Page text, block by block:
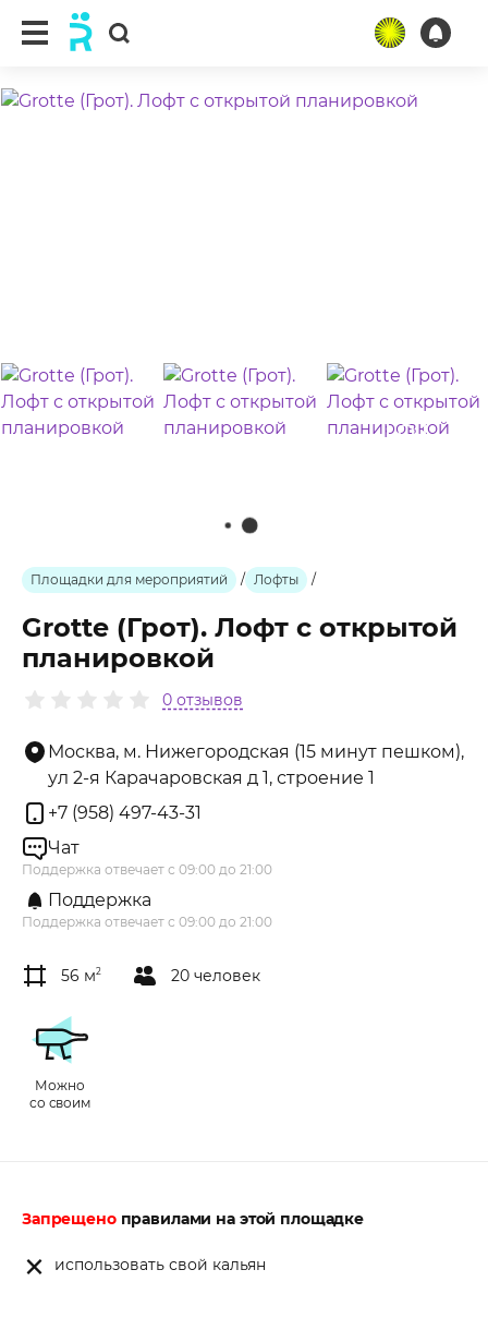
Площадки для мероприятий / Лофты /
Grotte (Грот). Лофт с открытой
планировкой
0 отзывов
Москва, м. Нижегородская (15 минут пешком),
ул 2-я Карачаровская д 1, строение 1
+7 (958) 497-43-31
Чат
Поддержка отвечает с 09:00 до 21:00
Поддержка
Поддержка отвечает с 09:00 до 21:00
56 м2 20 человек
Можно
со своим
Запрещеноправилами на этой площадке
использовать свой кальян